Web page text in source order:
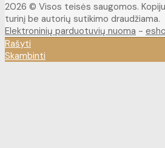
2026 © Visos teisės saugomos.
turinį be autorių sutikimo draudžiama.
Elektroninių parduotuvių nuoma -
Rašyti
Skambinti